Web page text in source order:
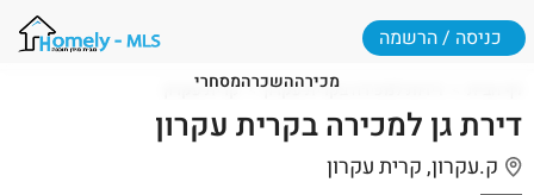
מכירההשכרהמסחרי
כניסה / הרשמה
דירות למכירה בקרית עקרון קרית עקרון
דירת גן למכירה בקרית עקרון
ק.עקרון, קרית עקרון